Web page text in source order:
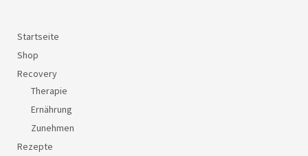
Startseite
Shop
Recovery
Therapie
Ernährung
Zunehmen
Rezepte